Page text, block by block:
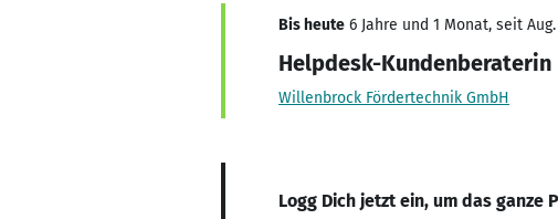
Bis heute 6 Jahre und 1 Monat, seit
Helpdesk-Kundenberaterin
Willenbrock Fördertechnik GmbH
Logg Dich jetzt ein, um das ganze